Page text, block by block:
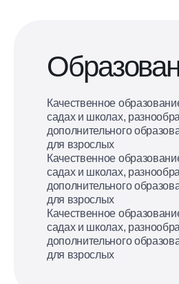
Качественное
садах и школах,
дополнительного
для взрослых
Качественное
садах и школах,
дополнительного
для взрослых
Качественное
садах и школах,
дополнительного
для взрослых